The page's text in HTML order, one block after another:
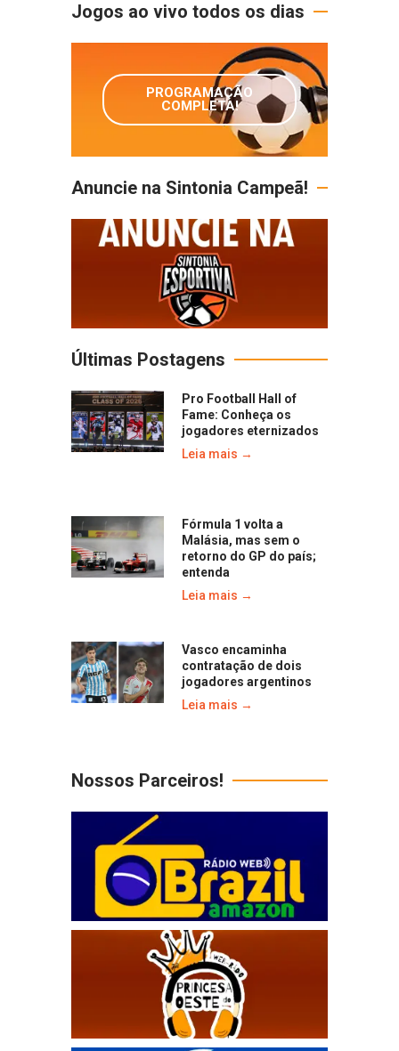
Jogos ao vivo todos os dias
PROGRAMAÇÃO
COMPLETA!
Anuncie na Sintonia Campeã!
Últimas Postagens
Pro Football Hall of
Fame: Conheça os
jogadores eternizados
Leia mais →
Fórmula 1 volta a
Malásia, mas sem o
retorno do GP do país;
entenda
Leia mais →
Vasco encaminha
contratação de dois
jogadores argentinos
Leia mais →
Nossos Parceiros!